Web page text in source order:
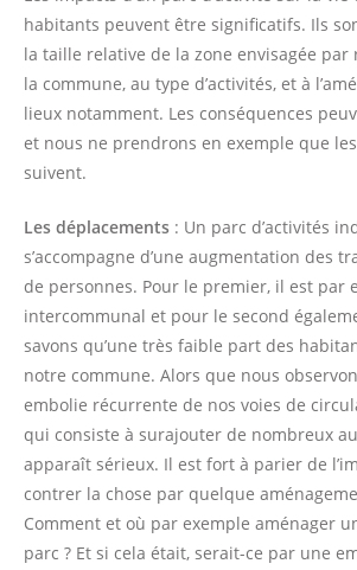
habitants peuvent être significatifs. Ils
la taille relative de la zone envisagée par
la commune, au type d’activités, et à
lieux notamment. Les conséquences
et nous ne prendrons en exemple que
suivent.
Les déplacements : Un parc d’activités
s’accompagne d’une augmentation des
de personnes. Pour le premier, il est par
intercommunal et pour le second
savons qu’une très faible part des
notre commune. Alors que nous
embolie récurrente de nos voies de
qui consiste à surajouter de nombreux
apparaît sérieux. Il est fort à parier de
contrer la chose par quelque
Comment et où par exemple aménager
parc ? Et si cela était, serait-ce par une